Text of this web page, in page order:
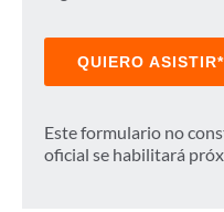
QUIERO ASISTIR*
Este formulario no
oficial se habilitará